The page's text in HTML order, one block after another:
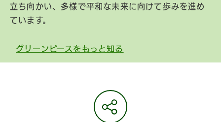
立ち向かい、多様で平和な未来に向けて歩みを進め
ています。
グリーンピースをもっと知る